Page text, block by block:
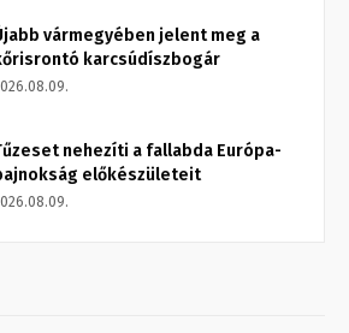
vármegyében jelent meg a
karcsúdíszbogár
nehezíti a fallabda Európa-
előkészületeit